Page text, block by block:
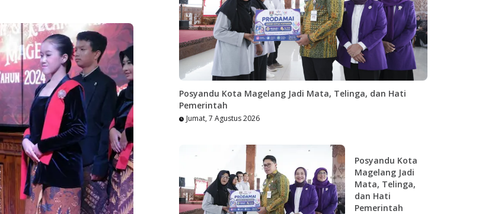
Posyandu Kota Magelang Jadi Mata, Telinga, dan Hati
Pemerintah
Jumat, 7 Agustus 2026
Posyandu Kota
Magelang Jadi
Mata, Telinga,
dan Hati
Pemerintah